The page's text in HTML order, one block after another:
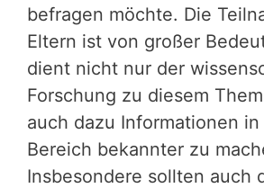
befragen möchte. Die
Eltern ist von großer
dient nicht nur der
Forschung zu diesem
auch dazu Informationen in
Bereich bekannter zu
Insbesondere sollten auch